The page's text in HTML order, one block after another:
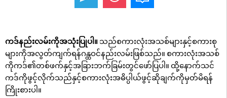
ကဒ်နည်းလမ်းကိုအသုံးပြုပါ။ သည်စကားလုံးအသစ်များနှင့်စကားစု
များကိုအလွတ်ကျက်ရန်ဂန္ထဝင်နည်းလမ်းဖြစ်သည်။ စကားလုံးအသစ်
ကိုကဒ်၏တစ်ဖက်နှင့်အခြားဘက်ခြမ်းတွင်ဖော်ပြပါ။ ထို့နောက်သင်
ကဒ်ကိုဖွင့်လိုက်သည်နှင့်စကားလုံးအဓိပ္ပါယ်ဖွင့်ဆိုချက်ကိုမှတ်မိရန်
ကြိုးစားပါ။